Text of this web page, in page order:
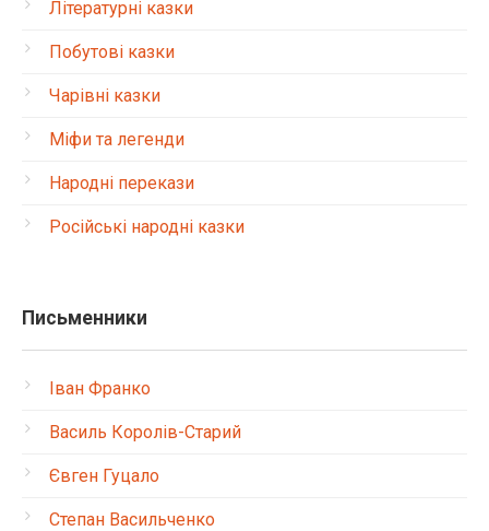
Літературні казки
Побутові казки
Чарівні казки
Міфи та легенди
Народні перекази
Російські народні казки
Письменники
Іван Франко
Василь Королів-Старий
Євген Гуцало
Степан Васильченко